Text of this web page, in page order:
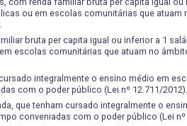
ou em escolas comunitárias que atuam
bruta per capita igual ou inferior a 1
escolas comunitárias que atuam no
integralmente o ensino médio em
com o poder público (Lei nº 12.711/2012).
que tenham cursado integralmente o
conveniadas com o poder público (Lei